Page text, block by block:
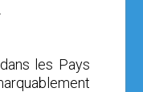
les Pays